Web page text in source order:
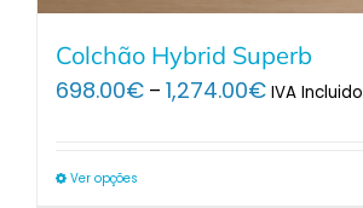
Colchão Hybrid Superb
698.00€ – 1,274.00€Price
IVA Incluido
Ver opções